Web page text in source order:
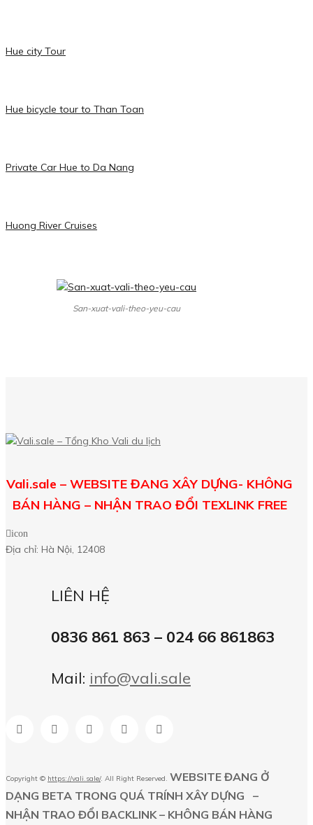
Hue city Tour
Hue bicycle tour to Than Toan
Private Car Hue to Da Nang
Huong River Cruises
San-xuat-vali-theo-yeu-cau
Vali.sale – WEBSITE ĐANG XÂY DỰNG- KHÔNG
BÁN HÀNG – NHẬN TRAO ĐỔI TEXLINK FREE
icon
Địa chỉ: Hà Nội, 12408
LIÊN HỆ
0836 861 863 – 024 66 861863
Mail: info@vali.sale
Copyright © https://vali.sale/. All Right Reserved. WEBSITE ĐANG Ở
DẠNG BETA TRONG QUÁ TRÍNH XÂY DỰNG –
NHẬN TRAO ĐỔI BACKLINK – KHÔNG BÁN HÀNG